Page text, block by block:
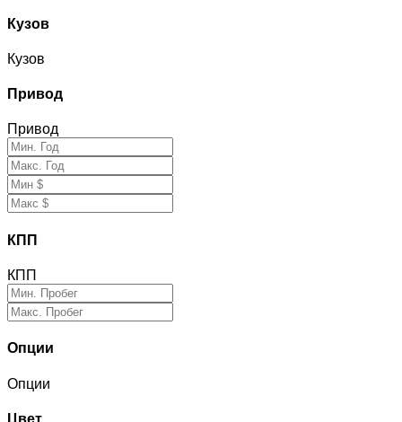
Кузов
Кузов
Привод
Привод
КПП
КПП
Опции
Опции
Цвет